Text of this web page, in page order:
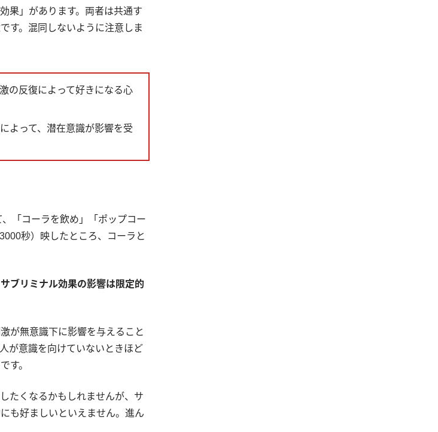
果」があります。両者は共通す
です。混同しないように注意しま
の反復によって好きになる心
よって、潜在意識が影響を受
「コーラを飲め」「ポップコー
秒）映したところ、コーラと
サブリミナル効果の影響は限定的
が無意識下に影響を与えること
が意識を向けていないときほど
す。
たくなるかもしれませんが、サ
も好ましいといえません。進ん